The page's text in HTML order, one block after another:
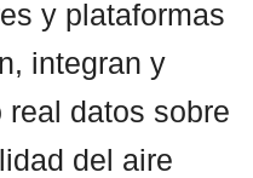
y plataformas
integran y
datos sobre
del aire